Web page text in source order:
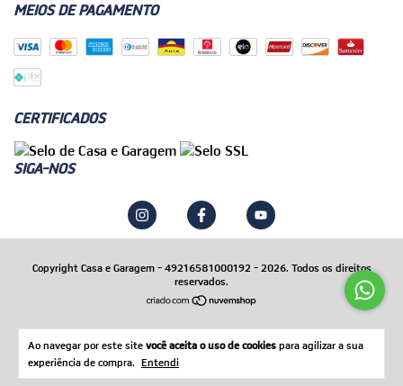
Ao navegar por este site você aceita o uso de cookies para agilizar a sua
experiência de compra. Entendi
MEIOS DE PAGAMENTO
CERTIFICADOS
SIGA-NOS
Copyright Casa e Garagem - 49216581000192 - 2026. Todos os direitos
reservados.